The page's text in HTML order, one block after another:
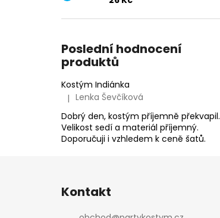
Poslední hodnocení
produktů
Kostým Indiánka
Hodnocení produktu je 5 z 5 hvězdiček.
| Lenka Ševčíková
Dobrý den, kostým příjemně překvapil.
Velikost sedí a materiál příjemný.
Doporučuji i vzhledem k ceně šatů.
Kontakt